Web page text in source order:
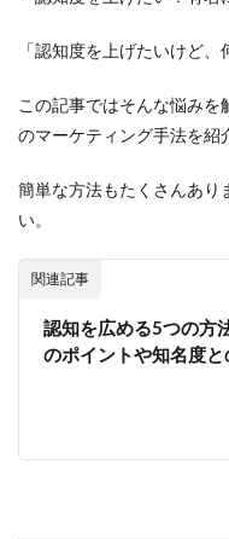
「認知度を上げたいけど
この記事ではそんな悩み
のマーケティング手法を紹
簡単な方法もたくさんあり
い。
関連記事
認知を広める5つの方
のポイントや知名度